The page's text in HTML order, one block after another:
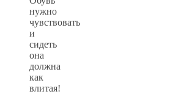
нужно
чувствовать
и
сидеть
она
должна
как
влитая!